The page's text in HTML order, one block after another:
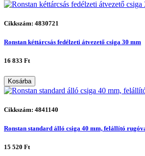
Cikkszám: 4830721
Ronstan kéttárcsás fedélzeti átvezető csiga 30 mm
16 833 Ft
Kosárba
Cikkszám: 4841140
Ronstan standard álló csiga 40 mm, felállító
15 520 Ft